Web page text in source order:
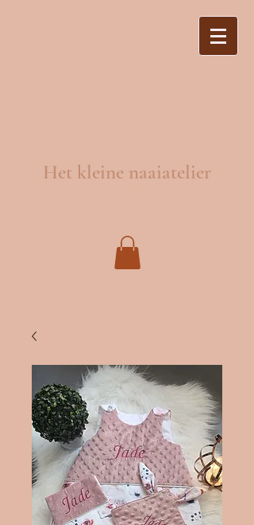
Het kleine naaiatelier